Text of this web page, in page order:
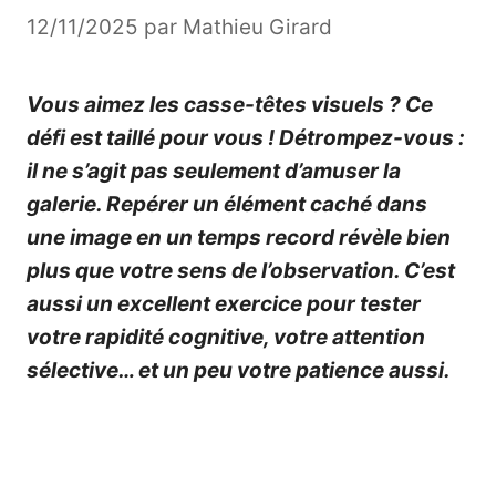
12/11/2025 par Mathieu Girard
Vous aimez les casse-têtes visuels ? Ce
défi est taillé pour vous ! Détrompez-vous :
il ne s’agit pas seulement d’amuser la
galerie. Repérer un élément caché dans
une image en un temps record révèle bien
plus que votre sens de l’observation. C’est
aussi un excellent exercice pour tester
votre rapidité cognitive, votre attention
sélective… et un peu votre patience aussi.